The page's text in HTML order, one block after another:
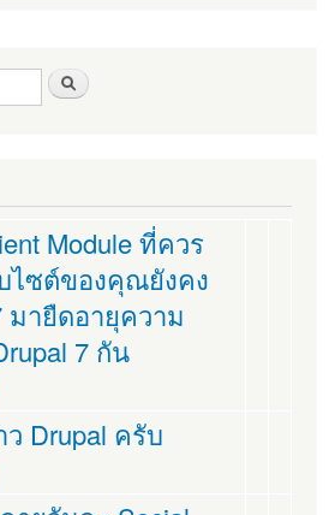
Module ที่ควร
ไซต์ของคุณยังคง
มายืดอายุความ
7 กัน
Drupal ครับ